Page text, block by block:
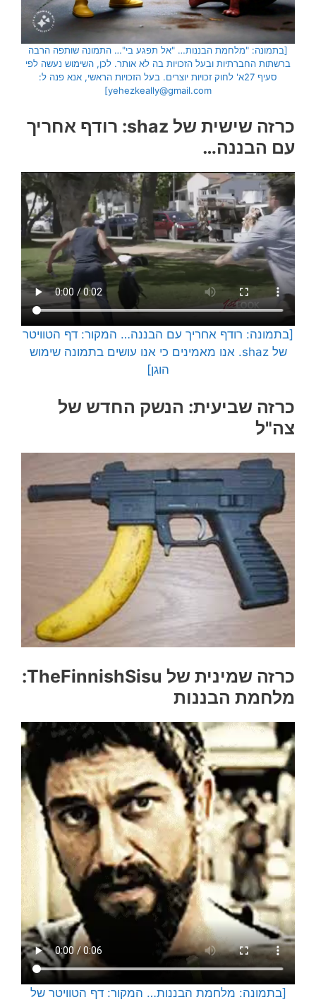
[בתמונה: "מלחמת הבננות… "אל תפגע בי"… התמונה שותפה הרבה
ברשתות החברתיות ובעל הזכויות בה לא אותר. לכן, השימוש נעשה לפי
סעיף 27א' לחוק זכויות יוצרים. בעל הזכויות הראשי, אנא פנה ל:
yehezkeally@gmail.com]
כרזה שישית של shaz: רודף אחריך
עם הבננה…
[בתמונה: רודף אחריך עם הבננה… המקור: דף הטוויטר
של shaz. אנו מאמינים כי אנו עושים בתמונה שימוש
הוגן]
כרזה שביעית: הנשק החדש של
צה"ל
כרזה שמינית של TheFinnishSisu:
מלחמת הבננות
[בתמונה: מלחמת הבננות… המקור: דף הטוויטר של